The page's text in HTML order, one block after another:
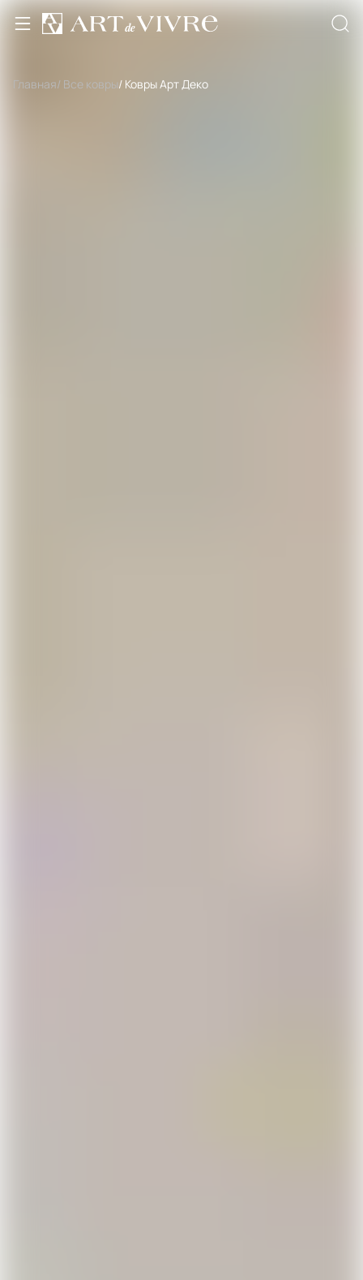
Главная/ Все ковры/ Ковры Арт Деко